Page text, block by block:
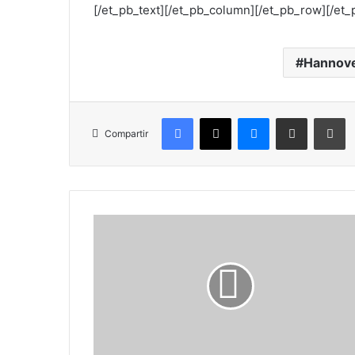
[/et_pb_text][/et_pb_column][/et_pb_row][/
Compartir